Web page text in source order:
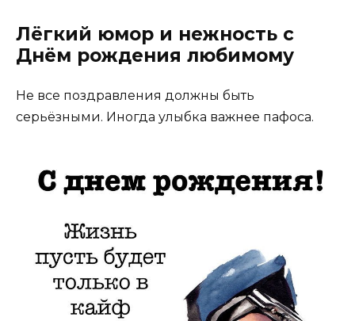
Лёгкий юмор и нежность с
Днём рождения любимому
Не все поздравления должны быть
серьёзными. Иногда улыбка важнее пафоса.